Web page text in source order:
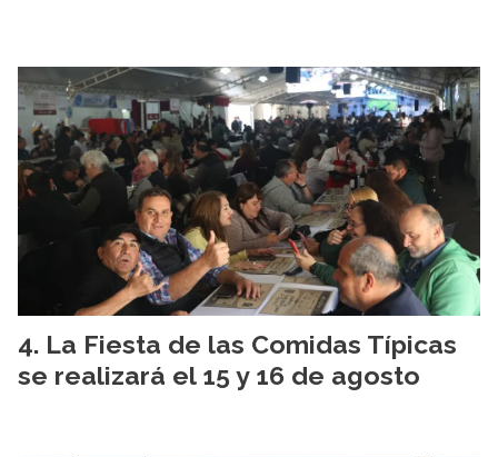
La Fiesta de las Comidas Típicas
se realizará el 15 y 16 de agosto